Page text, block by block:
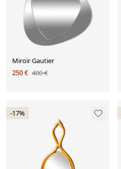
Miroir Gautier
250 € 400 €
-17%